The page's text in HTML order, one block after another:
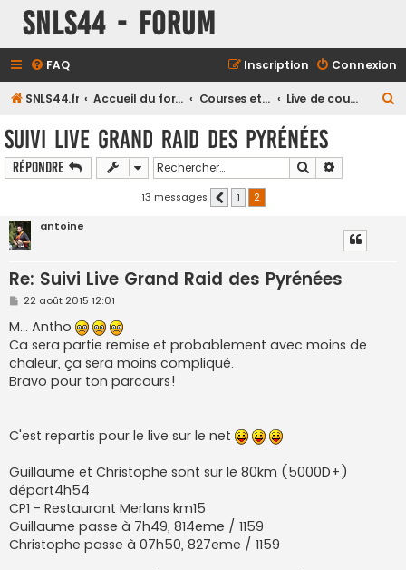
SNLS44 - Forum
FAQ Connexion
Inscription
SNLS44.fr Accueil du forum Courses et compétitions Live de course
Suivi Live Grand Raid des Pyrénées
Répondre Rechercher
13 messages Précédent
1
2
antoine
Re: Suivi Live Grand Raid des Pyrénées
M
s
a
g
e
22 août 2015 12:01
M... Antho
Ca sera partie remise et probablement avec moins de
chaleur, ça sera moins compliqué.
Bravo pour ton parcours!
C'est repartis pour le live sur le net
Guillaume et Christophe sont sur le 80km (5000D+)
départ4h54
CP1 - Restaurant Merlans km15
Guillaume passe à 7h49, 814eme / 1159
Christophe passe à 07h50, 827eme / 1159